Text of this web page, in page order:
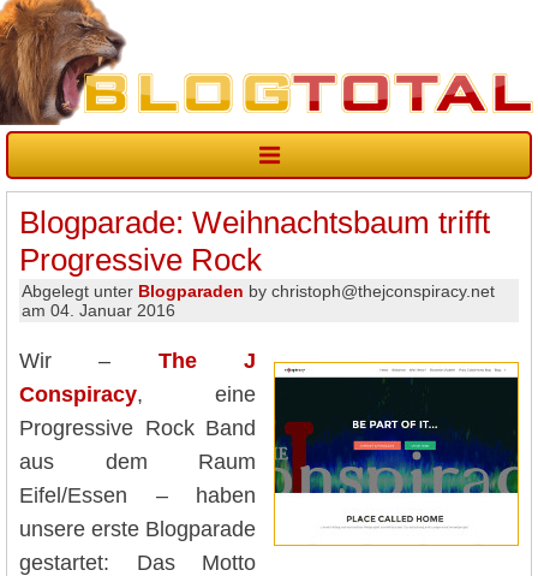
Blogparade: Weihnachtsbaum trifft
Progressive Rock
Abgelegt unter Blogparaden by christoph@thejconspiracy.net
am 04. Januar 2016
Wir – The J
Conspiracy, eine
Progressive Rock Band
aus dem Raum
Eifel/Essen – haben
unsere erste Blogparade
gestartet: Das Motto